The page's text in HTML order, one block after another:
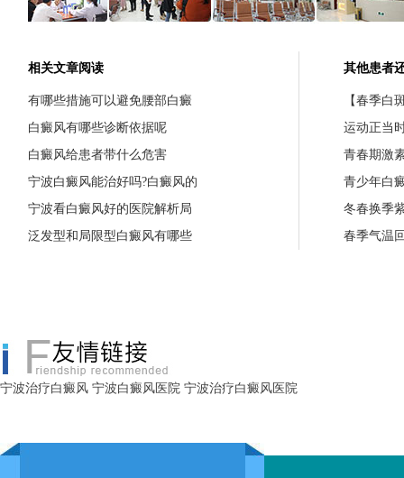
相关文章阅读
有哪些措施可以避免腰部白癜
白癜风有哪些诊断依据呢
白癜风给患者带什么危害
宁波白癜风能治好吗?白癜风的
宁波看白癜风好的医院解析局
泛发型和局限型白癜风有哪些
其他患者
【春季白
运动正当
青春期激
青少年白
冬春换季
春季气温
宁波治疗白癜风 宁波白癜风医院 宁波治疗白癜风医院